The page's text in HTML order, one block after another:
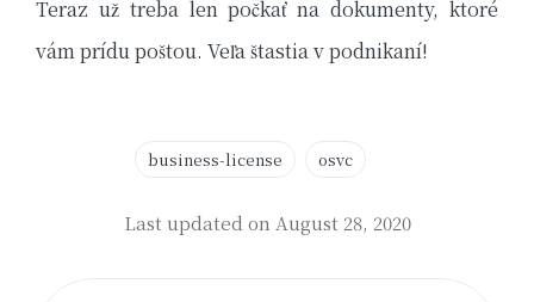
Teraz už treba len počkať na dokumenty, ktoré
vám prídu poštou. Veľa štastia v podnikaní!
Tags:
business-license osvc
Last updated on August 28, 2020